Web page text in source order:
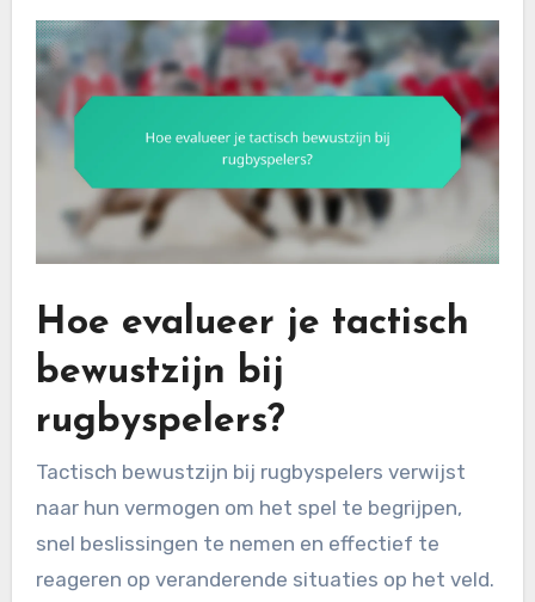
Hoe evalueer je tactisch
bewustzijn bij
rugbyspelers?
Tactisch bewustzijn bij rugbyspelers verwijst
naar hun vermogen om het spel te begrijpen,
snel beslissingen te nemen en effectief te
reageren op veranderende situaties op het veld.